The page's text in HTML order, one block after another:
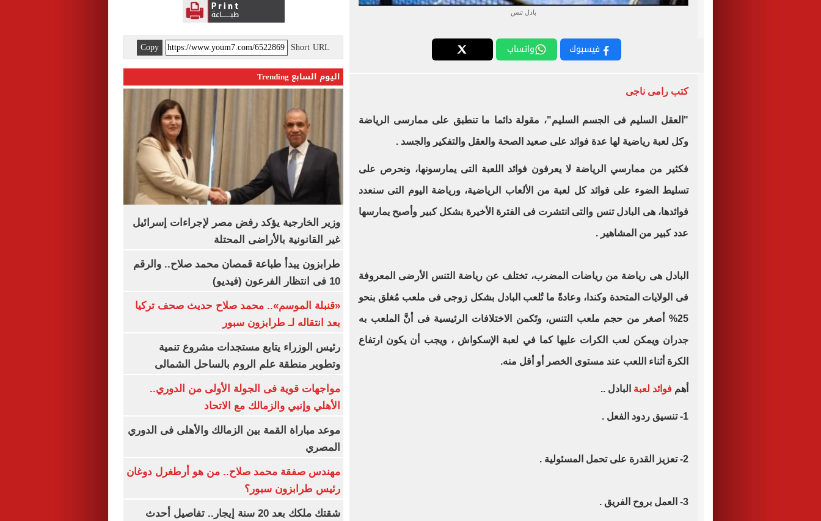
بادل تنس
فيسبوك واتساب
كتب رامى ناجى
"العقل السليم فى الجسم السليم"، مقولة دائما ما تنطبق على ممارسى الرياضة
وكل لعبة رياضية لها عدة فوائد على صعيد الصحة والعقل والتفكير والجسد .
فكثير من ممارسي الرياضة لا يعرفون فوائد اللعبة التى يمارسونها، ونحرص على
تسليط الضوء على فوائد كل لعبة من الألعاب الرياضية، ورياضة اليوم التى سنعدد
فوائدها، هى البادل تنس والتى انتشرت فى الفترة الأخيرة بشكل كبير وأصبح يمارسها
عدد كبير من المشاهير .
البادل هى رياضة من رياضات المضرب، تختلف عن رياضة التنس الأرضى المعروفة
فى الولايات المتحدة وكندا، وعادةً ما تُلعب البادل بشكل زوجى فى ملعب مُغلق بنحو
25% أصغر من حجم ملعب التنس، وتَكمن الاختلافات الرئيسية فى أنَّ الملعب به
جدران ويمكن لعب الكرات عليها كما في لعبة الإسكواش ، ويجب أن يكون ارتفاع
الكرة أثناء اللعب عند مستوى الخصر أو أقل منه.
أهم فوائد لعبة البادل ..
1- تنسيق ردود الفعل .
2- تعزيز القدرة على تحمل المسئولية .
3- العمل بروح الفريق .
Short URL
Copy
اليوم السابع Trending
وزير الخارجية يؤكد رفض مصر لإجراءات إسرائيل
غير القانونية بالأراضى المحتلة
طرابزون يبدأ طباعة قمصان محمد صلاح.. والرقم
10 فى انتظار الفرعون (فيديو)
«قنبلة الموسم».. محمد صلاح حديث صحف تركيا
بعد انتقاله لـ طرابزون سبور
رئيس الوزراء يتابع مستجدات مشروع تنمية
وتطوير منطقة علم الروم بالساحل الشمالى
مواجهات قوية فى الجولة الأولى من الدوري..
الأهلي وإنبي والزمالك مع الاتحاد
موعد مباراة القمة بين الزمالك والأهلى فى الدوري
المصري
مهندس صفقة محمد صلاح.. من هو أرطغرل دوغان
رئيس طرابزون سبور؟
شقتك ملكك بعد 20 سنة إيجار.. تفاصيل أحدث